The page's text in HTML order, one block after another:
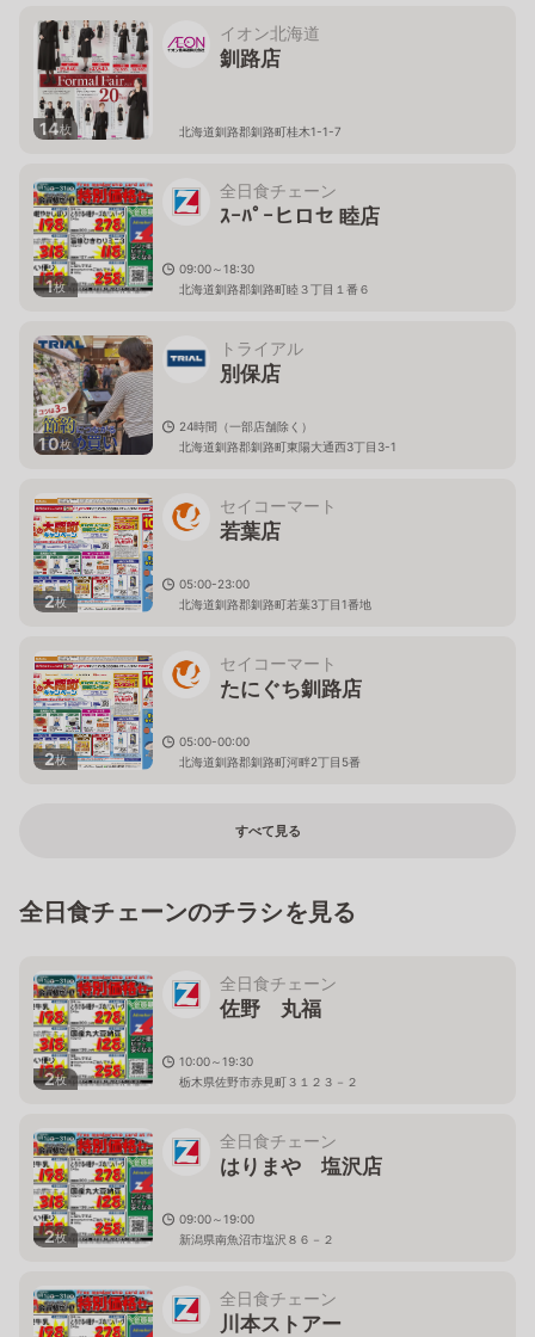
14枚
イオン北海道
釧路店
北海道釧路郡釧路町桂木1-1-7
1枚
全日食チェーン
ｽｰﾊﾟｰヒロセ 睦店
09:00～18:30
北海道釧路郡釧路町睦３丁目１番６
10枚
トライアル
別保店
24時間（一部店舗除く）
北海道釧路郡釧路町東陽大通西3丁目3-1
2枚
セイコーマート
若葉店
05:00-23:00
北海道釧路郡釧路町若葉3丁目1番地
2枚
セイコーマート
たにぐち釧路店
05:00-00:00
北海道釧路郡釧路町河畔2丁目5番
すべて見る
全日食チェーンのチラシを見る
2枚
全日食チェーン
佐野 丸福
10:00～19:30
栃木県佐野市赤見町３１２３－２
2枚
全日食チェーン
はりまや 塩沢店
09:00～19:00
新潟県南魚沼市塩沢８６－２
全日食チェーン
川本ストアー